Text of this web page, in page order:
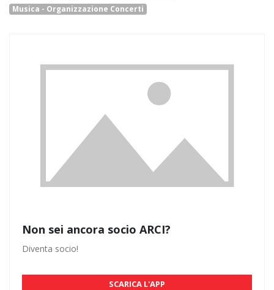
Musica - Organizzazione Concerti
Non sei ancora socio ARCI?
Diventa socio!
SCARICA L'APP